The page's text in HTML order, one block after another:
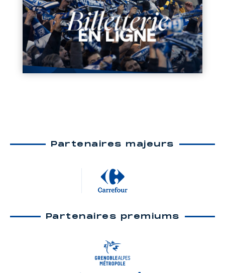
Partenaires majeurs
Partenaires premiums